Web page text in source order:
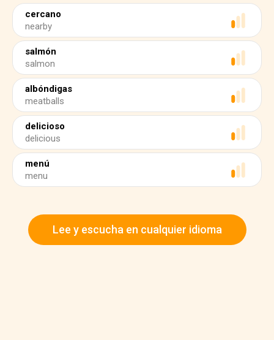
cercano
nearby
salmón
salmon
albóndigas
meatballs
delicioso
delicious
menú
menu
Lee y escucha en cualquier idioma